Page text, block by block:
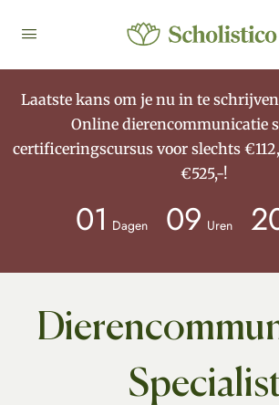
Laatste kans om je nu in te
Online dierencommunicatie
certificeringscursus voor slechts
€525,-!
01 Dagen 09 Uren